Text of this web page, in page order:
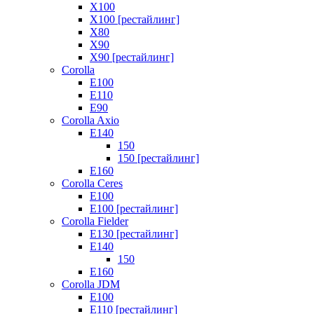
X100
X100 [рестайлинг]
X80
X90
X90 [рестайлинг]
Corolla
E100
E110
E90
Corolla Axio
E140
150
150 [рестайлинг]
E160
Corolla Ceres
E100
E100 [рестайлинг]
Corolla Fielder
E130 [рестайлинг]
E140
150
E160
Corolla JDM
E100
E110 [рестайлинг]